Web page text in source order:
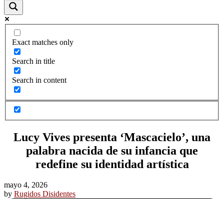
Exact matches only
Search in title
Search in content
Lucy Vives presenta ‘Mascacielo’, una
palabra nacida de su infancia que
redefine su identidad artística
mayo 4, 2026
by Rugidos Disidentes